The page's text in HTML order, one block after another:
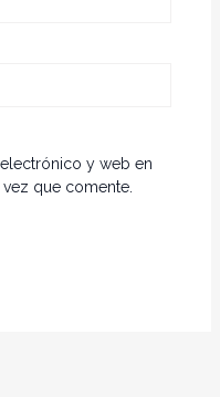
y web en
que comente.